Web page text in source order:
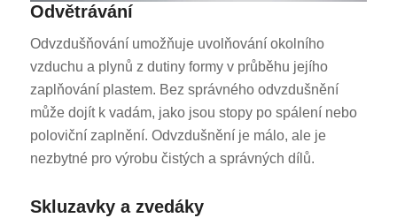
Odvětrávání
Odvzdušňování umožňuje uvolňování okolního
vzduchu a plynů z dutiny formy v průběhu jejího
zaplňování plastem. Bez správného odvzdušnění
může dojít k vadám, jako jsou stopy po spálení nebo
poloviční zaplnění. Odvzdušnění je málo, ale je
nezbytné pro výrobu čistých a správných dílů.
Skluzavky a zvedáky